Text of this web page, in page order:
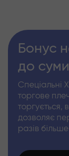
Бонус
до
Спеціальні
торгове
торгується,
дозволяє
разів